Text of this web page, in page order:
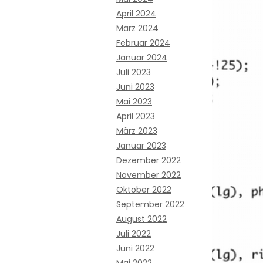
April 2024
März 2024
Februar 2024
Januar 2024
Juli 2023
Juni 2023
Mai 2023
April 2023
März 2023
Januar 2023
Dezember 2022
November 2022
Oktober 2022
September 2022
August 2022
Juli 2022
Juni 2022